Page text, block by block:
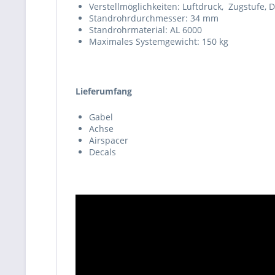
Verstellmöglichkeiten: Luftdruck, Zugstufe,
Standrohrdurchmesser: 34 mm
Standrohrmaterial: AL 6000
Maximales Systemgewicht: 150 kg
Lieferumfang
Gabel
Achse
Airspacer
Decals